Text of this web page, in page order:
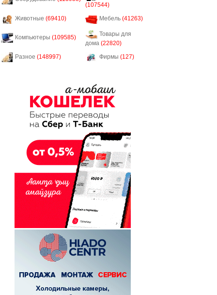
(107544)
Животные (69410) Мебель (41263)
Компьютеры (109585)
Товары для
дома (22820)
Разное (148997) Фирмы (127)